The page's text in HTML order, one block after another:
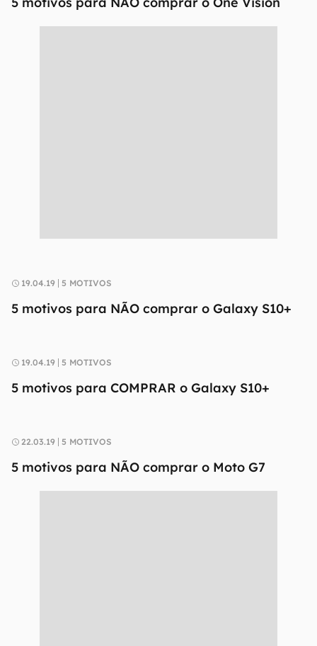
19.04.19 5 MOTIVOS
5 motivos para NÃO comprar o Galaxy S10+
19.04.19 5 MOTIVOS
5 motivos para COMPRAR o Galaxy S10+
22.03.19 5 MOTIVOS
5 motivos para NÃO comprar o Moto G7